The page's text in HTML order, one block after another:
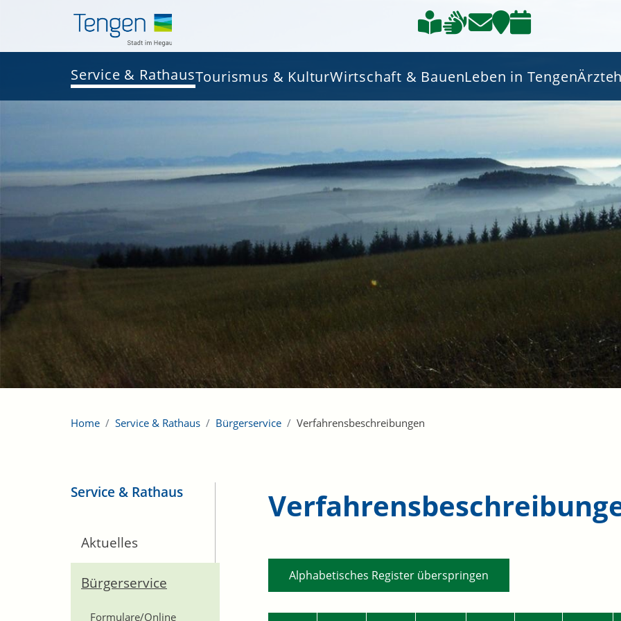
Service & RathausTourismus & KulturWirtschaft & BauenLeben in Tengen
Home Service & Rathaus Bürgerservice Verfahrensbeschreibungen
Service & Rathaus
Aktuelles
Bürgerservice
Formulare/Online
Alphabetisches Register überspringen